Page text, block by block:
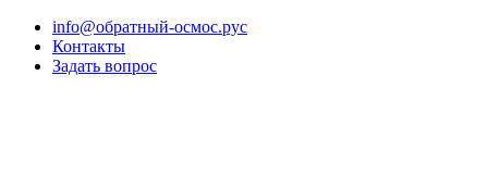
info@обратный-осмос.рус
Контакты
Задать вопрос